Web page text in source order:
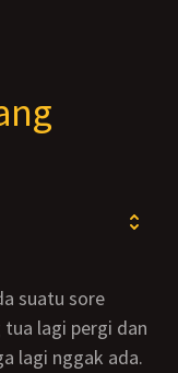
lagi pergi dan
lagi nggak ada.